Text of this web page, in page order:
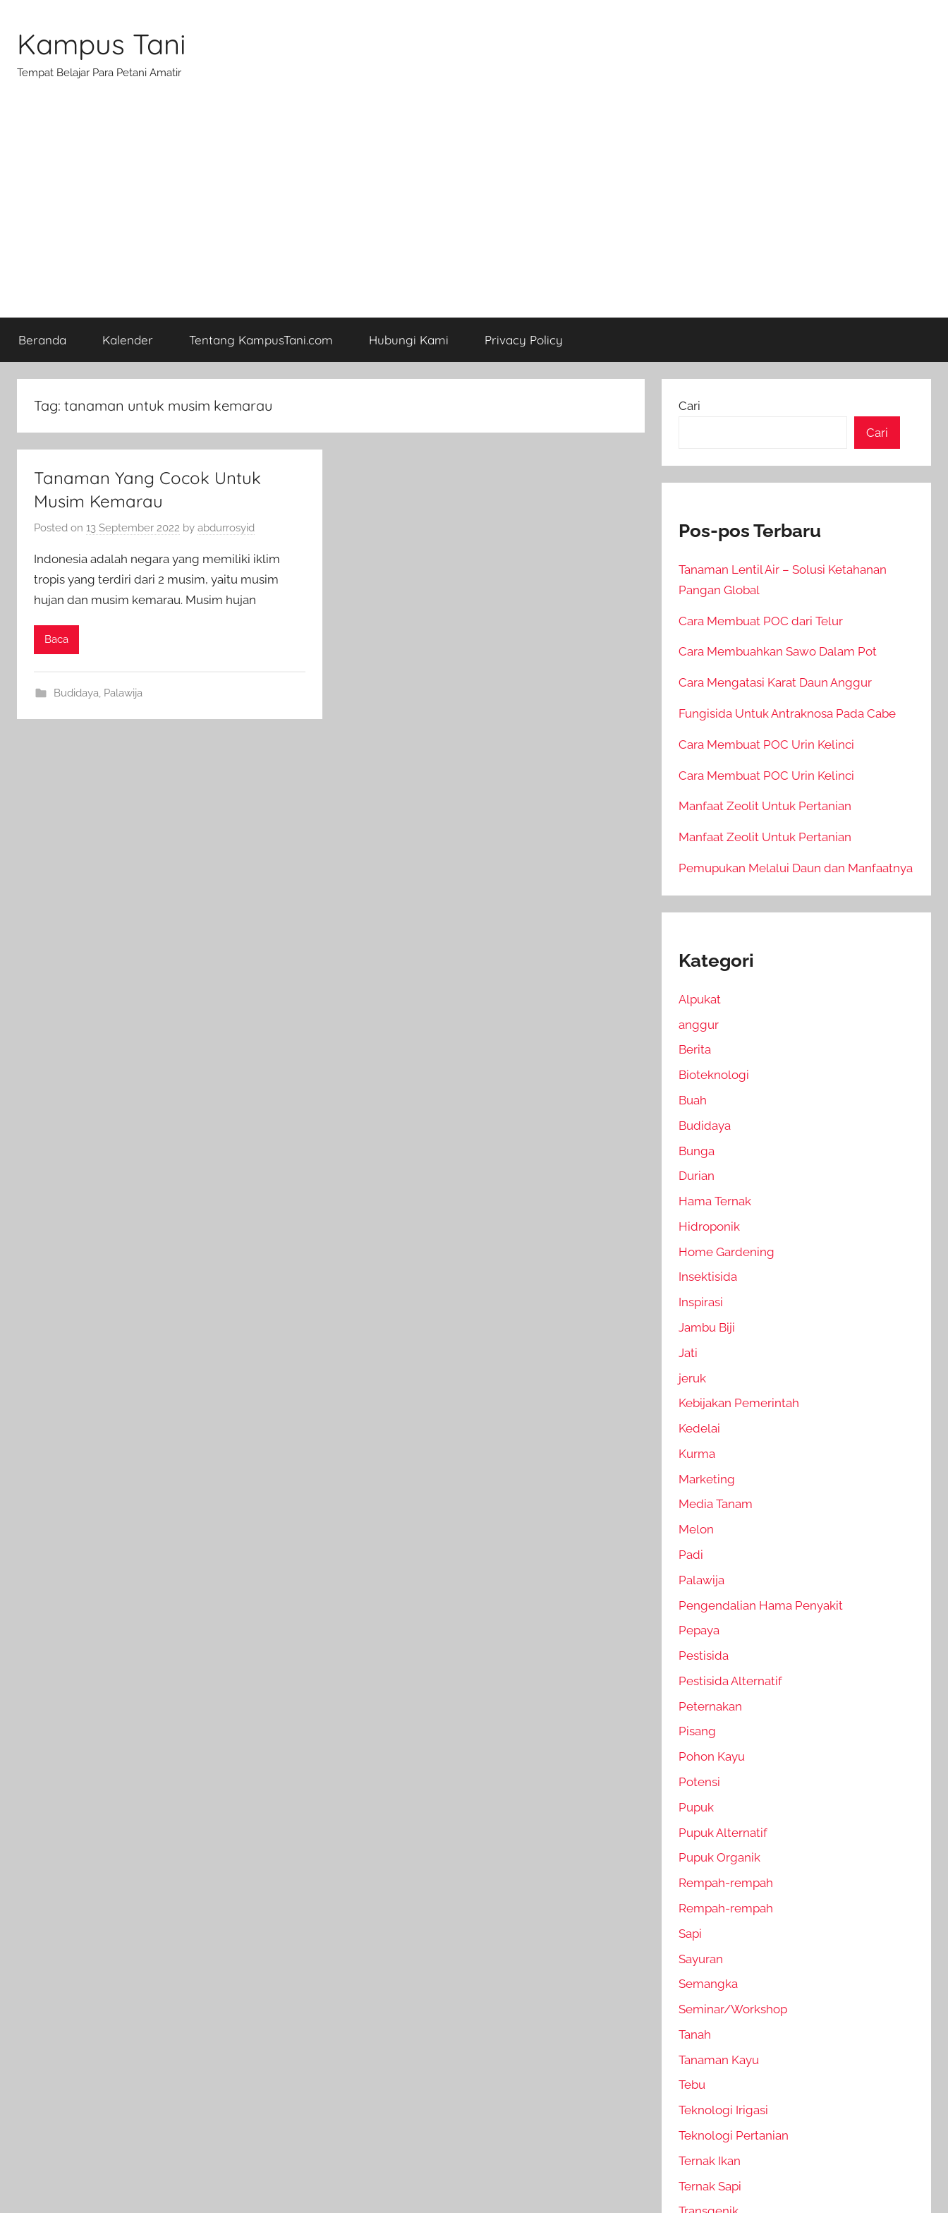
content
Kampus Tani
Tempat Belajar Para Petani Amatir
Beranda Kalender Tentang KampusTani.com Hubungi Kami Privacy Policy
Tag: tanaman untuk musim kemarau
Tanaman Yang Cocok Untuk
Musim Kemarau
Posted on 13 September 2022 by abdurrosyid
Indonesia adalah negara yang memiliki iklim
tropis yang terdiri dari 2 musim, yaitu musim
hujan dan musim kemarau. Musim hujan
Baca
Budidaya, Palawija
Cari
Cari
Pos-pos Terbaru
Tanaman Lentil Air – Solusi Ketahanan
Pangan Global
Cara Membuat POC dari Telur
Cara Membuahkan Sawo Dalam Pot
Cara Mengatasi Karat Daun Anggur
Fungisida Untuk Antraknosa Pada Cabe
Cara Membuat POC Urin Kelinci
Cara Membuat POC Urin Kelinci
Manfaat Zeolit Untuk Pertanian
Manfaat Zeolit Untuk Pertanian
Pemupukan Melalui Daun dan Manfaatnya
Kategori
Alpukat
anggur
Berita
Bioteknologi
Buah
Budidaya
Bunga
Durian
Hama Ternak
Hidroponik
Home Gardening
Insektisida
Inspirasi
Jambu Biji
Jati
jeruk
Kebijakan Pemerintah
Kedelai
Kurma
Marketing
Media Tanam
Melon
Padi
Palawija
Pengendalian Hama Penyakit
Pepaya
Pestisida
Pestisida Alternatif
Peternakan
Pisang
Pohon Kayu
Potensi
Pupuk
Pupuk Alternatif
Pupuk Organik
Rempah-rempah
Rempah-rempah
Sapi
Sayuran
Semangka
Seminar/Workshop
Tanah
Tanaman Kayu
Tebu
Teknologi Irigasi
Teknologi Pertanian
Ternak Ikan
Ternak Sapi